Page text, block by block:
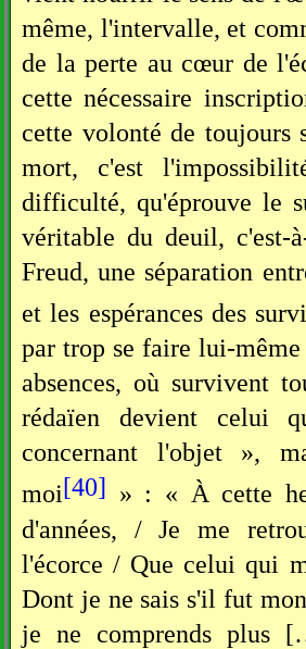
même, l'intervalle, et
de la perte au cœur de
cette nécessaire
cette volonté de toujours
mort, c'est
difficulté, qu'éprouve le
véritable du deuil, c'est-
Freud, une séparation
et les espérances des
par trop se faire lui-
absences, où survivent
rédaïen devient celui
concernant l'objet »,
moi[40] » : « À cette
d'années, / Je me
l'écorce / Que celui qui
Dont je ne sais s'il fut
je ne comprends plus